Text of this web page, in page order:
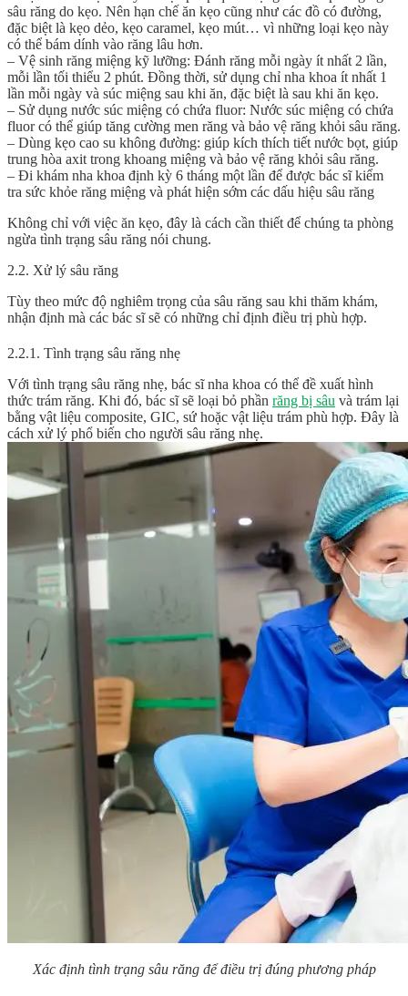
sâu răng do kẹo. Nên hạn chế ăn kẹo cũng như các đồ có đường,
đặc biệt là kẹo dẻo, kẹo caramel, kẹo mút… vì những loại kẹo này
có thể bám dính vào răng lâu hơn.
– Vệ sinh răng miệng kỹ lưỡng: Đánh răng mỗi ngày ít nhất 2 lần,
mỗi lần tối thiểu 2 phút. Đồng thời, sử dụng chỉ nha khoa ít nhất 1
lần mỗi ngày và súc miệng sau khi ăn, đặc biệt là sau khi ăn kẹo.
– Sử dụng nước súc miệng có chứa fluor: Nước súc miệng có chứa
fluor có thể giúp tăng cường men răng và bảo vệ răng khỏi sâu răng.
– Dùng kẹo cao su không đường: giúp kích thích tiết nước bọt, giúp
trung hòa axit trong khoang miệng và bảo vệ răng khỏi sâu răng.
– Đi khám nha khoa định kỳ 6 tháng một lần để được bác sĩ kiểm
tra sức khỏe răng miệng và phát hiện sớm các dấu hiệu sâu răng
Không chỉ với việc ăn kẹo, đây là cách cần thiết để chúng ta phòng
ngừa tình trạng sâu răng nói chung.
2.2. Xử lý sâu răng
Tùy theo mức độ nghiêm trọng của sâu răng sau khi thăm khám,
nhận định mà các bác sĩ sẽ có những chỉ định điều trị phù hợp.
2.2.1. Tình trạng sâu răng nhẹ
Với tình trạng sâu răng nhẹ, bác sĩ nha khoa có thể đề xuất hình
thức trám răng. Khi đó, bác sĩ sẽ loại bỏ phần răng bị sâu và trám lại
bằng vật liệu composite, GIC, sứ hoặc vật liệu trám phù hợp. Đây là
cách xử lý phổ biến cho người sâu răng nhẹ.
Xác định tình trạng sâu răng để điều trị đúng phương pháp